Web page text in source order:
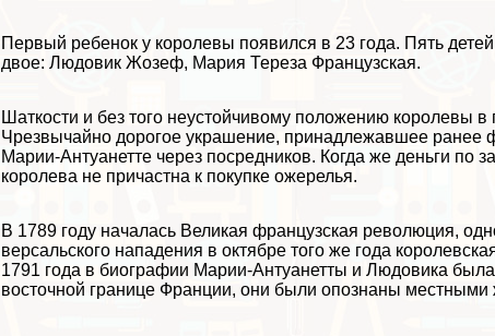
Первый ребенок у королевы появился в 23 года. Пять
двое: Людовик Жозеф, Мария Тереза Французская.
Шаткости и без того неустойчивому положению королевы
Чрезвычайно дорогое украшение, принадлежавшее
Марии-Антуанетте через посредников. Когда же деньги
королева не причастна к покупке ожерелья.
В 1789 году началась Великая французская революция,
версальского нападения в октябре того же года
1791 года в биографии Марии-Антуанетты и Людовика
восточной границе Франции, они были опознаны